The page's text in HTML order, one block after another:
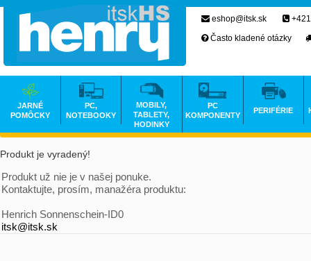
Produkt je vyradený!
Produkt už nie je v našej ponuke.
Kontaktujte, prosím, manažéra produktu:
Henrich Sonnenschein-ID0
itsk@itsk.sk
eshop@itsk.sk
Často kladené otázky
JARNÉ
POMÔCKY
PC,
NOTEBOOKY
MOBILY,
TABLETY,
HODINKY
PC
KOMPONENTY
PERIFÉRIE